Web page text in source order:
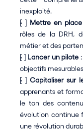
inexploité.
[ ] Mettre en
rôles de la DRH,
métier et des
[ ] Lancer un pilote
objectifs
[ ] Capitaliser sur
apprenants et
le ton des
évolution continue
une révolution